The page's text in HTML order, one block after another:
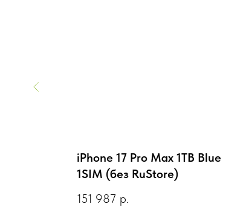
iPhone 17 Pro Max 1TB Blue
1SIM (без RuStore)
151 987 р.